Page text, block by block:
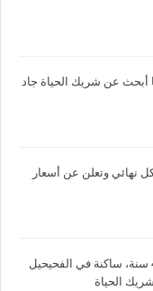
عن شريك الحياة جاد
نهائي وتعلن عن أسعار
أنا فاطمة من الكويت، عمري 42 سنة، ساكنة في الفحيحيل
الحياة